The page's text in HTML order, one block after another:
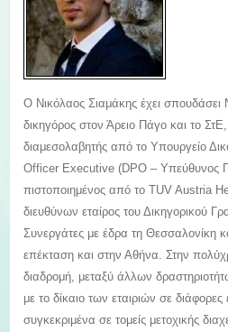
Ο Νικόλαος Σιαμάκης έχει σπουδάσει
δικηγόρος στον Άρειο Πάγο και το
διαμεσολαβητής από το Υπουργείο
Officer Εxecutive (DPO – Υπεύθυνος
πιστοποιημένος από το TUV Austria
διευθύνων εταίρος του Δικηγορικού
Συνεργάτες με έδρα τη Θεσσαλονίκη
επέκταση και στην Αθήνα. Στην
διαδρομή, μεταξύ άλλων
με το δίκαιο των εταιριών σε διάφορες
συγκεκριμένα σε τομείς μετοχικής